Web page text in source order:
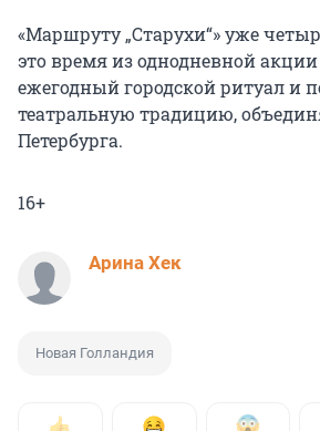
«Маршруту „Старухи“» уже
это время из однодневной
ежегодный городской ритуал и
театральную традицию,
Петербурга.
16+
Арина Хек
Новая Голландия